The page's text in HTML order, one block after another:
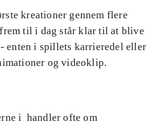
kreationer gennem flere
til i dag står klar til at blive
enten i spillets karrieredel eller
og videoklip.
i handler ofte om